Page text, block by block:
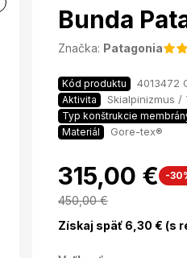
Bunda
Značka: Patagonia
Kód produktu 4013472
Aktivita Skialpinizmus /
Typ konštrukcie
Materiál Gore-tex®
315,00 € -
450,00€
Získaj späť 6,30 € (s